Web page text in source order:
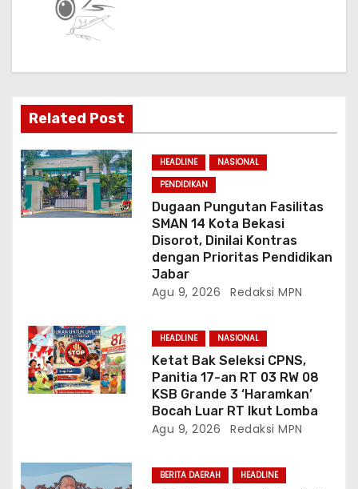
o
sRelated Post
HEADLINE
NASIONAL
PENDIDIKAN
Dugaan Pungutan Fasilitas
SMAN 14 Kota Bekasi
Disorot, Dinilai Kontras
dengan Prioritas Pendidikan
Jabar
Agu 9, 2026 Redaksi MPN
HEADLINE NASIONAL
Ketat Bak Seleksi CPNS,
Panitia 17-an RT 03 RW 08
KSB Grande 3 ‘Haramkan’
Bocah Luar RT Ikut Lomba
Agu 9, 2026 Redaksi MPN
BERITA DAERAH HEADLINE